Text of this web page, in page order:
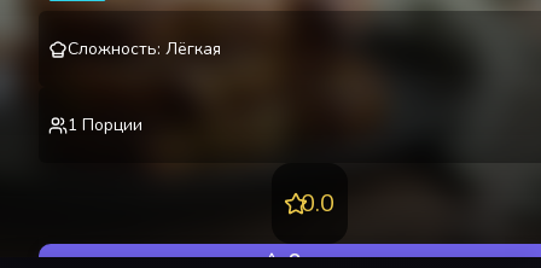
Сложность: Лёгкая
1 Порции
0.0
Оценить